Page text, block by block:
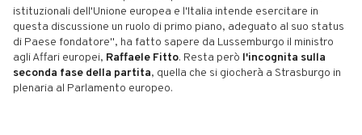
istituzionali dell'Unione europea e l'Italia intende esercitare in
questa discussione un ruolo di primo piano, adeguato al suo status
di Paese fondatore", ha fatto sapere da Lussemburgo il ministro
agli Affari europei, Raffaele Fitto. Resta però l'incognita sulla
seconda fase della partita, quella che si giocherà a Strasburgo in
plenaria al Parlamento europeo.